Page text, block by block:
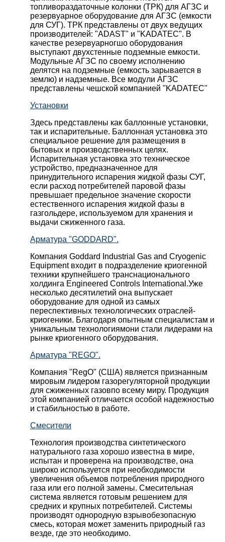
топливораздаточные колонки (ТРК) для АГЗС и
резервуарное оборудование для АГЗС (емкости
для СУГ). ТРК представлены от двух ведущих
производителей: "ADAST" и "KADATEC". В
качестве резервуарногшо оборудования
выступают двухстенные подземные емкости.
Модульные АГЗС по своему исполнению
делятся на подземные (емкость зарывается в
землю) и надземные. Все модули АГЗС
представлены чешской компанией "KADATEC"
Установки
Здесь представлены как баллонные установки,
так и испарительные. Баллонная установка это
специальное решение для размещения в
бытовых и производственных целях.
Испарительная установка это техническое
устройство, предназначенное для
принудительного испарения жидкой фазы СУГ,
если расход потребителей паровой фазы
превышает предельное значение скорости
естественного испарения жидкой фазы в
газгольдере, используемом для хранения и
выдачи сжиженного газа.
Арматура "GODDARD".
Компания Goddard Industrial Gas and Cryogenic
Equipment входит в подразделение криогенной
техники крупнейшего транснационального
холдинга Engineered Controls International.Уже
несколько десятилетий она выпускает
оборудование для одной из самых
переспективных технологических отраслей-
криогеники. Благодаря опытным специалистам и
уникальным технологиямони стали лидерами на
рынке криогенного оборудования.
Арматура "REGO".
Компания "RegO" (США) является признанным
мировым лидером газорегуляторной продукции
для сжиженных газовпо всему миру. Продукция
этой компанией отличается особой надежностью
и стабильностью в работе.
Смесители
Технология производства синтетического
натурального газа хорошо известна в мире,
испытан и проверена на производстве, она
широко используется при необходимости
увеличения объемов потребления природного
газа или его полной замены. Смесительная
система является готовым решением для
средних и крупных потребителей. Системы
производят однородную взрывобезопасную
смесь, которая может заменить природный газ
везде, где это необходимо.